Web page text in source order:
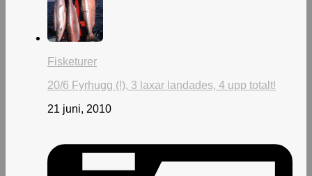
Fisketurer
20/6 Fyrhugg (!), 3 laxar landades, 4 upp totalt!
21 juni, 2010